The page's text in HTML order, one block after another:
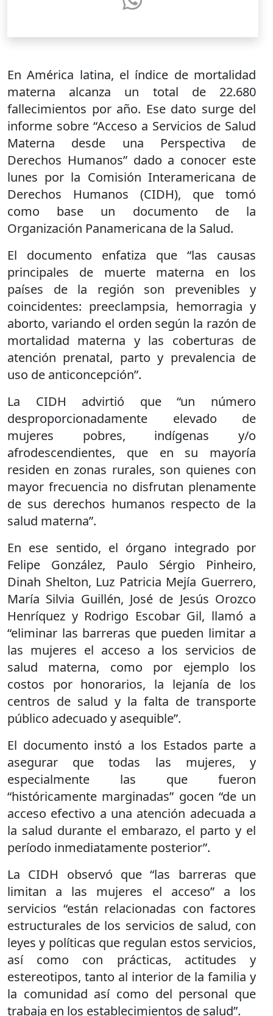
En América latina, el índice de mortalidad
materna alcanza un total de 22.680
fallecimientos por año. Ese dato surge del
informe sobre “Acceso a Servicios de Salud
Materna desde una Perspectiva de
Derechos Humanos” dado a conocer este
lunes por la Comisión Interamericana de
Derechos Humanos (CIDH), que tomó
como base un documento de la
Organización Panamericana de la Salud.
El documento enfatiza que “las causas
principales de muerte materna en los
países de la región son prevenibles y
coincidentes: preeclampsia, hemorragia y
aborto, variando el orden según la razón de
mortalidad materna y las coberturas de
atención prenatal, parto y prevalencia de
uso de anticoncepción”.
La CIDH advirtió que “un número
desproporcionadamente elevado de
mujeres pobres, indígenas y/o
afrodescendientes, que en su mayoría
residen en zonas rurales, son quienes con
mayor frecuencia no disfrutan plenamente
de sus derechos humanos respecto de la
salud materna”.
En ese sentido, el órgano integrado por
Felipe González, Paulo Sérgio Pinheiro,
Dinah Shelton, Luz Patricia Mejía Guerrero,
María Silvia Guillén, José de Jesús Orozco
Henríquez y Rodrigo Escobar Gil, llamó a
“eliminar las barreras que pueden limitar a
las mujeres el acceso a los servicios de
salud materna, como por ejemplo los
costos por honorarios, la lejanía de los
centros de salud y la falta de transporte
público adecuado y asequible”.
El documento instó a los Estados parte a
asegurar que todas las mujeres, y
especialmente las que fueron
“históricamente marginadas” gocen “de un
acceso efectivo a una atención adecuada a
la salud durante el embarazo, el parto y el
período inmediatamente posterior”.
La CIDH observó que “las barreras que
limitan a las mujeres el acceso” a los
servicios “están relacionadas con factores
estructurales de los servicios de salud, con
leyes y políticas que regulan estos servicios,
así como con prácticas, actitudes y
estereotipos, tanto al interior de la familia y
la comunidad así como del personal que
trabaja en los establecimientos de salud”.